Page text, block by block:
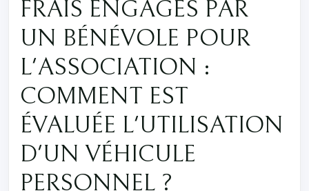
FRAIS ENGAGÉS PAR
UN BÉNÉVOLE POUR
L'ASSOCIATION :
COMMENT EST
ÉVALUÉE L'UTILISATION
D'UN VÉHICULE
PERSONNEL ?